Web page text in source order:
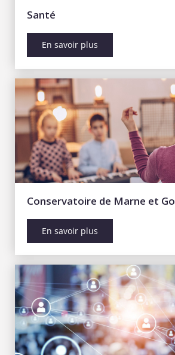
Santé
En savoir plus
Conservatoire de Marne et
En savoir plus